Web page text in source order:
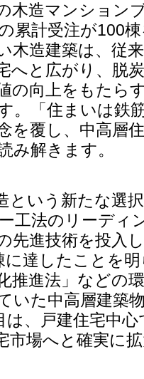
木造マンション
累計受注が100
木造建築は、従
へと広がり、脱
の向上をもたら
。「住まいは鉄
を覆し、中高層
み解きます。
という新たな選
工法のリーディ
先進技術を投入
に達したことを
推進法」などの
いた中高層建築
、戸建住宅中
市場へと確実に